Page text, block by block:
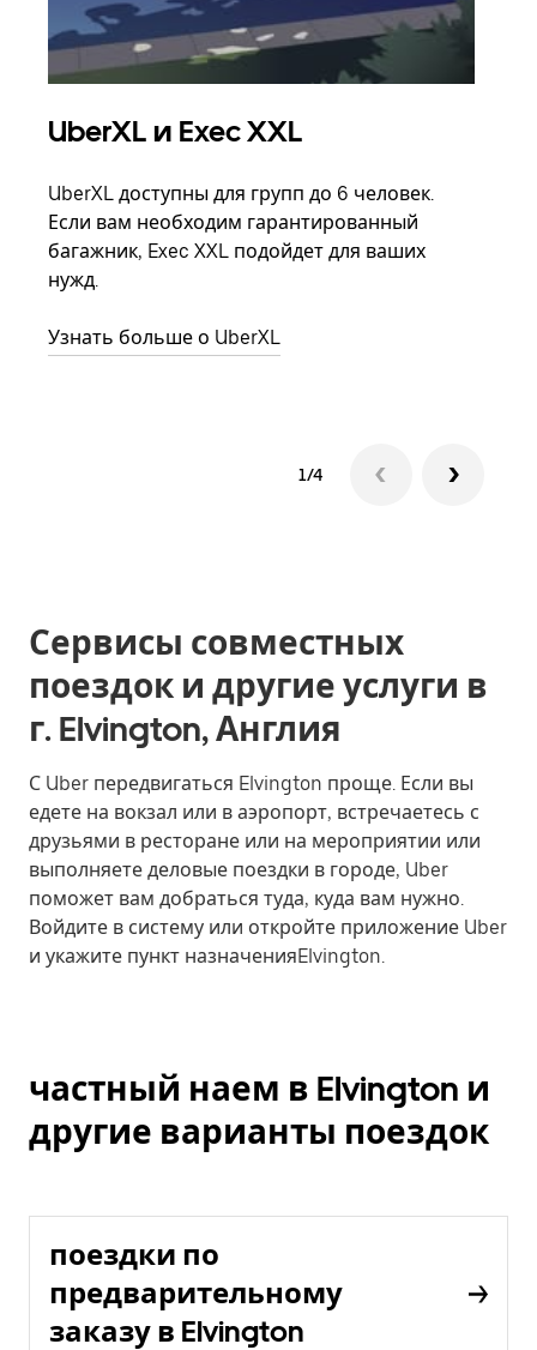
UberXL и Exec XXL
UberXL доступны для групп до 6 человек.
Если вам необходим гарантированный
багажник, Exec XXL подойдет для ваших
нужд.
Узнать больше о UberXL
1/4
Сервисы совместных
поездок и другие услуги в
г. Elvington, Англия
С Uber передвигаться Elvington проще. Если вы
едете на вокзал или в аэропорт, встречаетесь с
друзьями в ресторане или на мероприятии или
выполняете деловые поездки в городе, Uber
поможет вам добраться туда, куда вам нужно.
Войдите в систему или откройте приложение Uber
и укажите пункт назначенияElvington.
частный наем в Elvington и
другие варианты поездок
поездки по
предварительному
заказу в Elvington